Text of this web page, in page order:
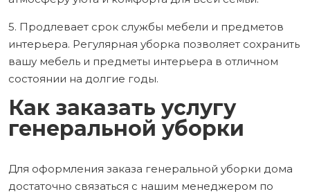
5. Продлевает срок службы мебели и предметов
интерьера. Регулярная уборка позволяет сохранить
вашу мебель и предметы интерьера в отличном
состоянии на долгие годы.
Как заказать услугу
генеральной уборки
Для оформления заказа генеральной уборки дома
достаточно связаться с нашим менеджером по